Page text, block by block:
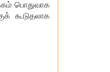
பொதுவாக
கூடுதலாக